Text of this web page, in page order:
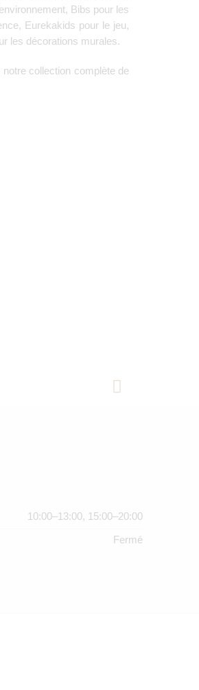
Bibs pour les
Eurekakids pour le jeu,
les décorations murales.
collection complète de
10:00–13:00, 15:00–20:00
Fermé